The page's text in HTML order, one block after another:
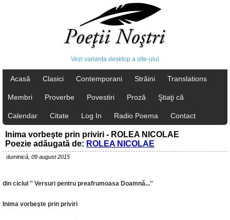
Vezi varianta desktop a site-ului
Acasă Clasici Contemporani Străini Translations
Membri Proverbe Povestiri Proză Ştiaţi că
Calendar Citate Log In Radio Poema Contact
Inima vorbeşte prin priviri - ROLEA NICOLAE
Poezie adăugată de: ROLEA NICOLAE
duminică, 09 august 2015
din ciclul '' Versuri pentru preafrumoasa Doamnă...''
Inima vorbeşte prin priviri